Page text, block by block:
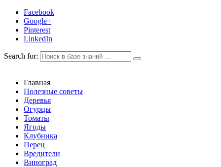
Facebook
Google+
Pinterest
LinkedIn
Search for:
Главная
Полезные советы
Деревья
Огурцы
Томаты
Ягоды
Клубника
Перец
Вредители
Виноград